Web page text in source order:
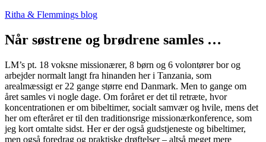
Fortsæt
indhold
Ritha & Flemmings blog
Når søstrene og brødrene samles …
LM’s pt. 18 voksne missionærer, 8 børn og 6 volontører bor og
arbejder normalt langt fra hinanden her i Tanzania, som
arealmæssigt er 22 gange større end Danmark. Men to gange om
året samles vi nogle dage. Om foråret er det til retræte, hvor
koncentrationen er om bibeltimer, socialt samvær og hvile, mens det
her om efteråret er til den traditionsrige missionærkonference, som
jeg kort omtalte sidst. Her er der også gudstjeneste og bibeltimer,
men også foredrag og praktiske drøftelser – altså meget mere